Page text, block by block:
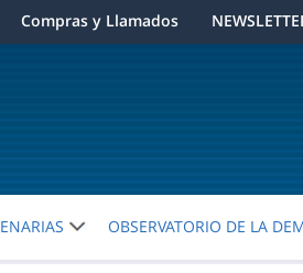
Compras y Llamados
OBSERVATORIO DE LA